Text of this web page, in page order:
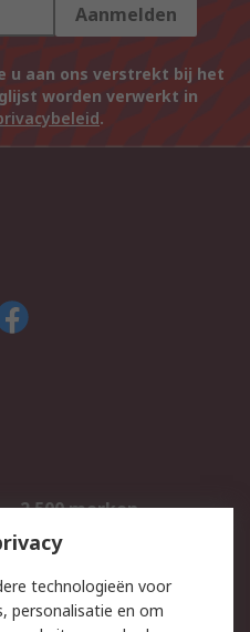
Aanmelden
u aan ons verstrekt bij het
worden verwerkt in
.
2.500 merken
Inkoopoplossingen
technologieën voor
personalisatie en om